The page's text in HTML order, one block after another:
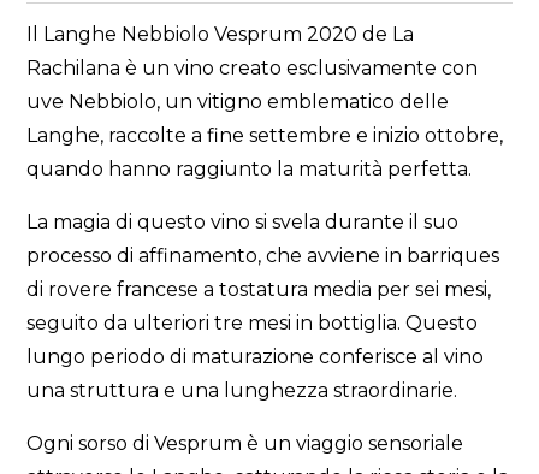
Il Langhe Nebbiolo Vesprum 2020 de La
Rachilana è un vino creato esclusivamente con
uve Nebbiolo, un vitigno emblematico delle
Langhe, raccolte a fine settembre e inizio ottobre,
quando hanno raggiunto la maturità perfetta.
La magia di questo vino si svela durante il suo
processo di affinamento, che avviene in barriques
di rovere francese a tostatura media per sei mesi,
seguito da ulteriori tre mesi in bottiglia. Questo
lungo periodo di maturazione conferisce al vino
una struttura e una lunghezza straordinarie.
Ogni sorso di Vesprum è un viaggio sensoriale